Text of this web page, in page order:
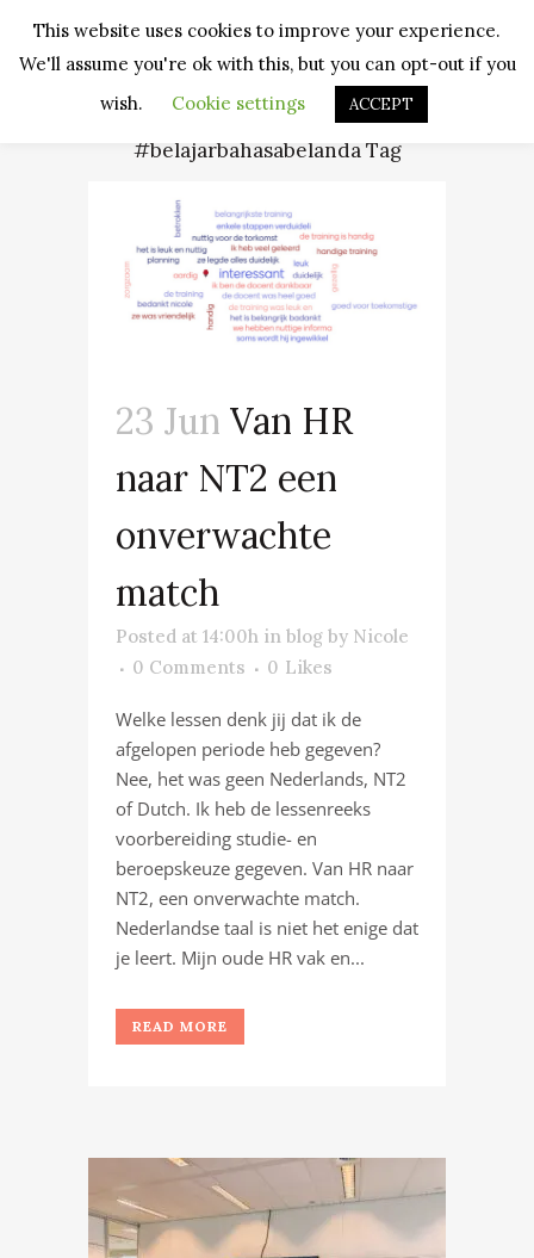
#belajarbahasabelanda Tag
23 Jun Van HR
naar NT2 een
onverwachte
match
Posted at 14:00h in blog by Nicole
0 Comments
0 Likes
Welke lessen denk jij dat ik de
afgelopen periode heb gegeven?
Nee, het was geen Nederlands, NT2
of Dutch. Ik heb de lessenreeks
voorbereiding studie- en
beroepskeuze gegeven. Van HR naar
NT2, een onverwachte match.
Nederlandse taal is niet het enige dat
je leert. Mijn oude HR vak en...
READ MORE
This website uses cookies to improve your experience.
We'll assume you're ok with this, but you can opt-out if you
wish.
Cookie settings ACCEPT